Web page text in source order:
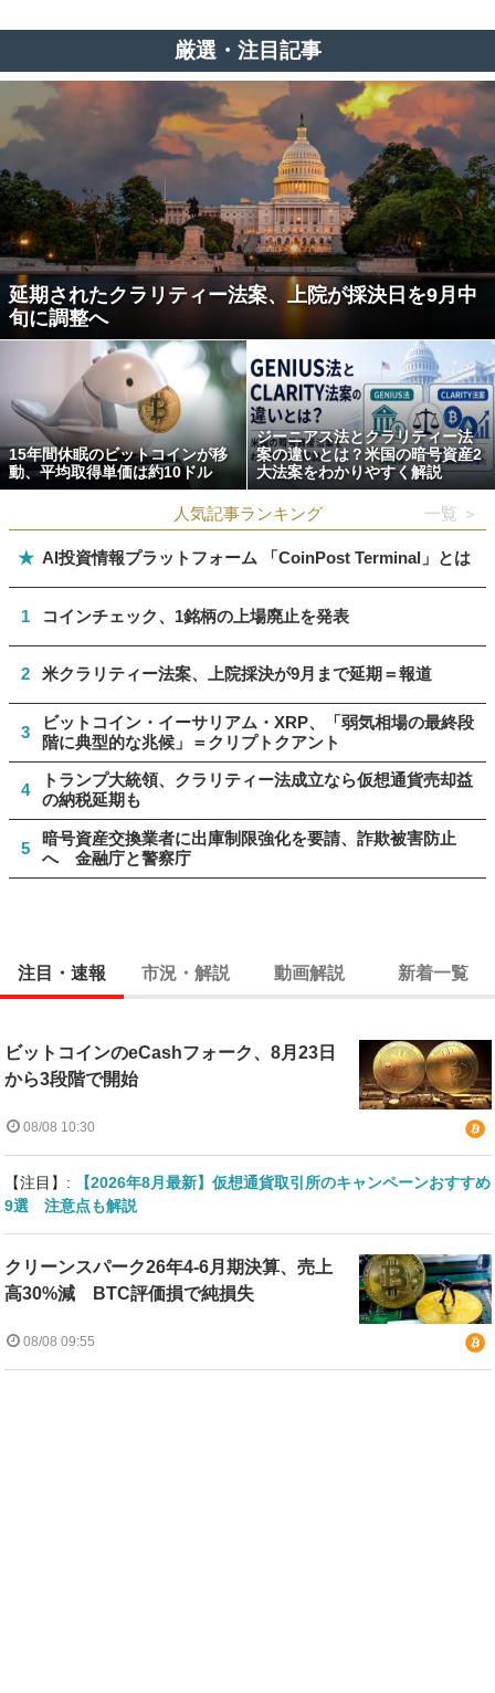
厳選・注目記事
延期されたクラリティー法案、上院が採決日を9月中
旬に調整へ
15年間休眠のビットコインが移
動、平均取得単価は約10ドル
ジーニアス法とクラリティー法
案の違いとは？米国の暗号資産2
大法案をわかりやすく解説
人気記事ランキング 一覧 ＞
★ AI投資情報プラットフォーム 「CoinPost Terminal」とは
1 コインチェック、1銘柄の上場廃止を発表
2 米クラリティー法案、上院採決が9月まで延期＝報道
3
ビットコイン・イーサリアム・XRP、「弱気相場の最終段
階に典型的な兆候」＝クリプトクアント
4
トランプ大統領、クラリティー法成立なら仮想通貨売却益
の納税延期も
5
暗号資産交換業者に出庫制限強化を要請、詐欺被害防止
へ 金融庁と警察庁
注目・速報 市況・解説 動画解説 新着一覧
ビットコインのeCashフォーク、8月23日
から3段階で開始
08/08 10:30
【注目】:
【2026年8月最新】仮想通貨取引所のキャンペーンおすすめ
9選 注意点も解説
クリーンスパーク26年4-6月期決算、売上
高30%減 BTC評価損で純損失
08/08 09:55